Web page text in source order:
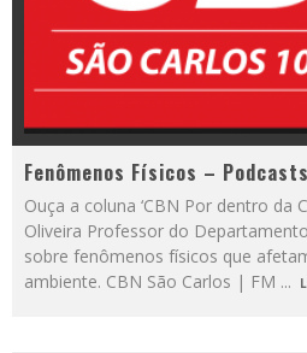
Fenômenos Físicos –
Ouça a coluna ‘CBN Por dentro da
Oliveira Professor do
sobre fenômenos físicos que
ambiente. CBN São Carlos | FM ...